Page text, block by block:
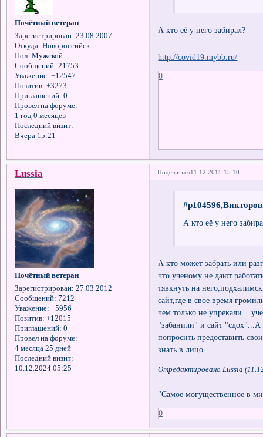
Почётный ветеран
Зарегистрирован: 23.08.2007
Откуда: Новороссийск
Пол: Мужской
Сообщений: 21753
Уважение: +12547
Позитив: +3273
Приглашений: 0
Провел на форуме:
1 год 0 месяцев
Последний визит:
Вчера 15:21
А кто её у него забирал?
http://covid19.mybb.ru/
0
Поделиться11.12.2015 15:10
Lussia
Почётный ветеран
Зарегистрирован: 27.03.2012
Сообщений: 7212
Уважение: +5956
Позитив: +12015
Приглашений: 0
Провел на форуме:
4 месяца 25 дней
Последний визит:
10.12.2024 05:25
А кто её у него
А кто может забрать или
что ученому не дают
тявкнуть на
сайт,где в свое время
чем только не упрекали...
"забанили" и сайт "сдох"...А
попросить предоставить
знать в лицо.
Отредактировано Lussia
"Самое могущественное в
0